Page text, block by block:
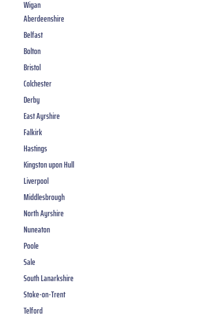
Wigan
Aberdeenshire
Belfast
Bolton
Bristol
Colchester
Derby
East Ayrshire
Falkirk
Hastings
Kingston upon Hull
Liverpool
Middlesbrough
North Ayrshire
Nuneaton
Poole
Sale
South Lanarkshire
Stoke-on-Trent
Telford